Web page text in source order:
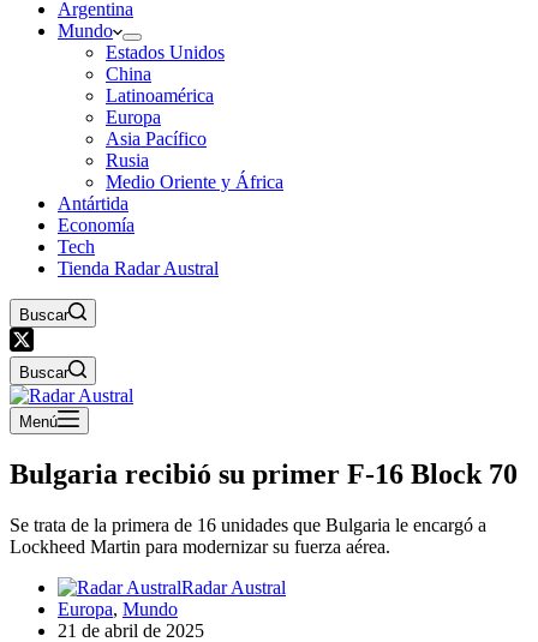
Argentina
Mundo
Estados Unidos
China
Latinoamérica
Europa
Asia Pacífico
Rusia
Medio Oriente y África
Antártida
Economía
Tech
Tienda Radar Austral
Buscar
Buscar
Menú
Bulgaria recibió su primer F-16 Block 70
Se trata de la primera de 16 unidades que Bulgaria le encargó a
Lockheed Martin para modernizar su fuerza aérea.
Radar Austral
Europa, Mundo
21 de abril de 2025